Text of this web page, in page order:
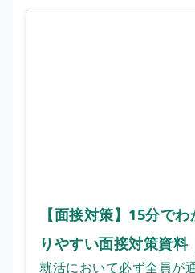
【面接対策】15分で
りやすい面接対策資
就活において必ず全員が